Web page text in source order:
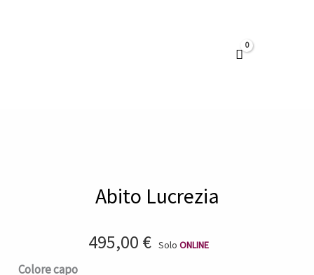
Abito Lucrezia
495,00 € Solo ONLINE
Colore capo
Abito